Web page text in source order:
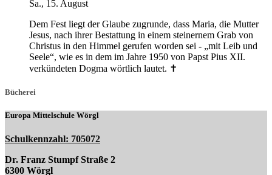
Sa., 15. August
Dem Fest liegt der Glaube zugrunde, dass Maria, die Mutter
Jesus, nach ihrer Bestattung in einem steinernem Grab von
Christus in den Himmel gerufen worden sei - „mit Leib und
Seele“, wie es in dem im Jahre 1950 von Papst Pius XII.
verkündeten Dogma wörtlich lautet. ✝️
Bücherei
Europa Mittelschule Wörgl
Schulkennzahl: 705072
Dr. Franz Stumpf Straße 2
6300 Wörgl